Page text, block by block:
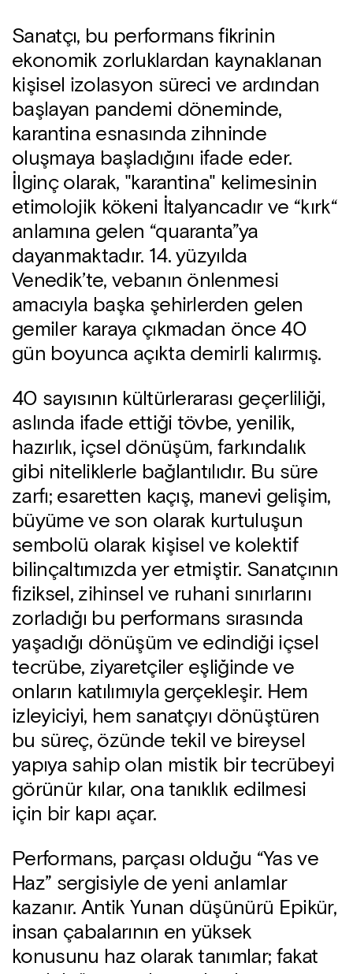
Sanatçı, bu performans fikrinin
ekonomik zorluklardan kaynaklanan
kişisel izolasyon süreci ve ardından
başlayan pandemi döneminde,
karantina esnasında zihninde
oluşmaya başladığını ifade eder.
İlginç olarak, "karantina" kelimesinin
etimolojik kökeni İtalyancadır ve “kırk“
anlamına gelen “quaranta”ya
dayanmaktadır. 14. yüzyılda
Venedik’te, vebanın önlenmesi
amacıyla başka şehirlerden gelen
gemiler karaya çıkmadan önce 40
gün boyunca açıkta demirli kalırmış.
40 sayısının kültürlerarası geçerliliği,
aslında ifade ettiği tövbe, yenilik,
hazırlık, içsel dönüşüm, farkındalık
gibi niteliklerle bağlantılıdır. Bu süre
zarfı; esaretten kaçış, manevi gelişim,
büyüme ve son olarak kurtuluşun
sembolü olarak kişisel ve kolektif
bilinçaltımızda yer etmiştir. Sanatçının
fiziksel, zihinsel ve ruhani sınırlarını
zorladığı bu performans sırasında
yaşadığı dönüşüm ve edindiği içsel
tecrübe, ziyaretçiler eşliğinde ve
onların katılımıyla gerçekleşir. Hem
izleyiciyi, hem sanatçıyı dönüştüren
bu süreç, özünde tekil ve bireysel
yapıya sahip olan mistik bir tecrübeyi
görünür kılar, ona tanıklık edilmesi
için bir kapı açar.
Performans, parçası olduğu “Yas ve
Haz” sergisiyle de yeni anlamlar
kazanır. Antik Yunan düşünürü Epikür,
insan çabalarının en yüksek
konusunu haz olarak tanımlar; fakat